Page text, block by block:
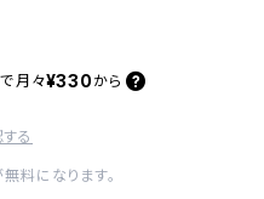
月々¥330 から
る
料になります。